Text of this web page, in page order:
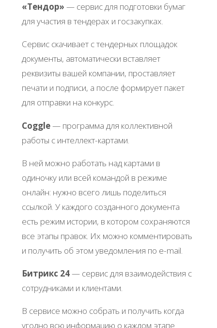
«Тендор» — сервис для подготовки бумаг
для участия в тендерах и госзакупках.
Сервис скачивает с тендерных площадок
документы, автоматически вставляет
реквизиты вашей компании, проставляет
печати и подписи, а после формирует пакет
для отправки на конкурс.
Coggle— программа для коллективной
работы с интеллект-картами.
В ней можно работать над картами в
одиночку или всей командой в режиме
онлайн: нужно всего лишь поделиться
ссылкой. У каждого созданного документа
есть режим истории, в котором сохраняются
все этапы правок. Их можно комментировать
и получить об этом уведомления по e-mail.
Битрикс 24— сервис для взаимодействия с
сотрудниками и клиентами.
В сервисе можно собрать и получить когда
угодно всю информацию о каждом этапе